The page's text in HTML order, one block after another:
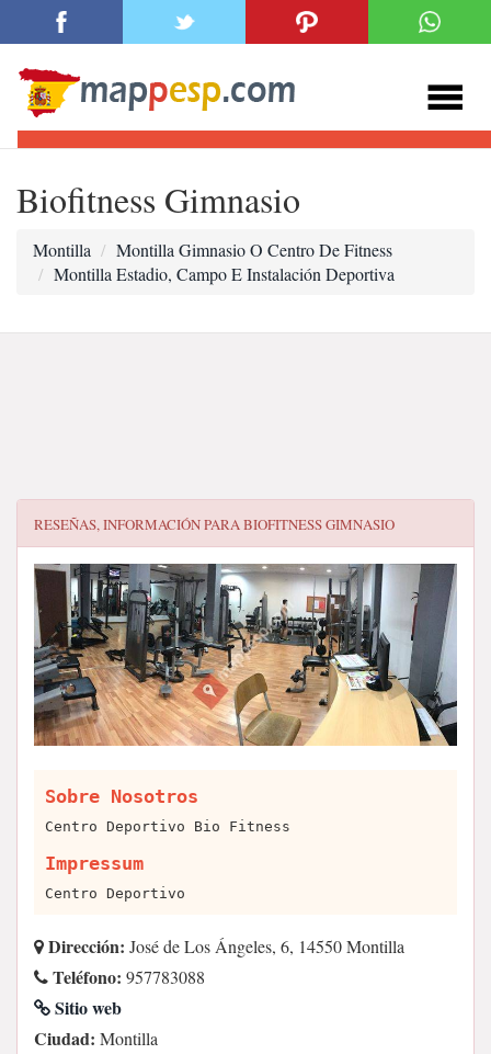
Biofitness Gimnasio
Montilla
Montilla Gimnasio O Centro De Fitness
Montilla Estadio, Campo E Instalación Deportiva
RESEÑAS, INFORMACIÓN PARABIOFITNESS GIMNASIO
Sobre Nosotros
Centro Deportivo Bio Fitness
Impressum
Centro Deportivo
Dirección: José de Los Ángeles, 6, 14550 Montilla
Teléfono: 957783088
Sitio web
Ciudad: Montilla